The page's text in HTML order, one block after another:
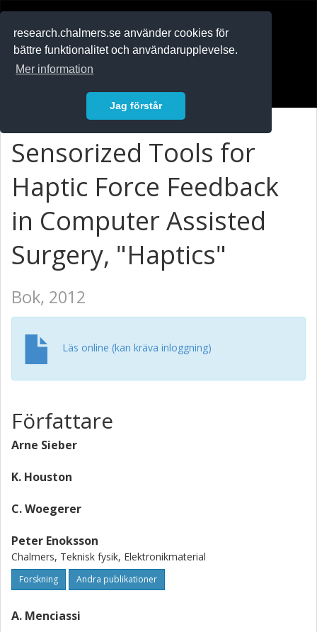
research.chalmers.se använder cookies för
bättre funktionalitet och användarupplevelse.
Mer information
Jag förstår
Sensorized Tools for
Haptic Force Feedback
in Computer Assisted
Surgery, "Haptics"
Bok, 2012
Läs online (kan kräva inloggning)
Författare
Arne Sieber
K. Houston
C. Woegerer
Peter Enoksson
Chalmers, Teknisk fysik, Elektronikmaterial
Forskning Andra publikationer
A. Menciassi